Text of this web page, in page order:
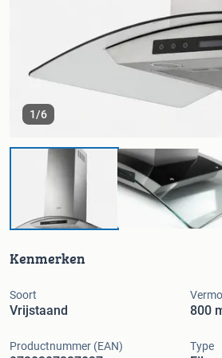
1/6
Kenmerken
Soort
Vrijstaand 800
Productnummer (EAN) Type